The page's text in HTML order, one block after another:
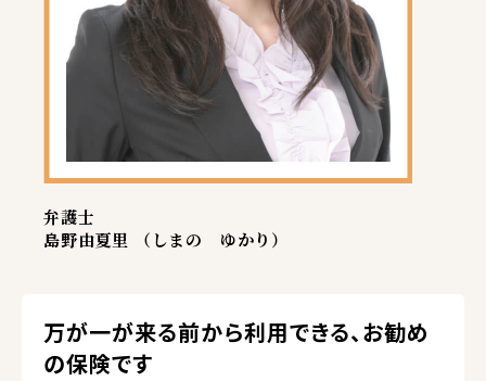
弁護士
島野由夏里 （しまの ゆかり）
万が一が来る前から利用できる、お勧め
の保険です